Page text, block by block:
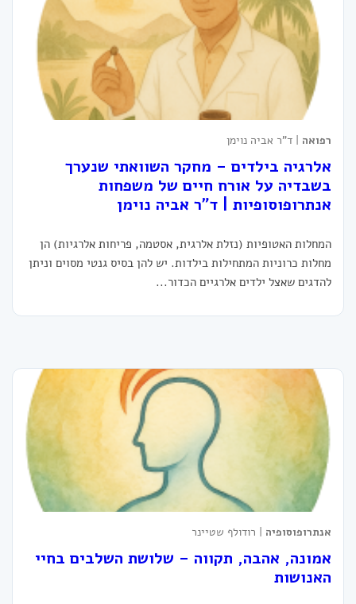
רפואה | ד"ר אביה נוימן
אלרגיה בילדים – מחקר השוואתי שנערך
בשבדיה על אורח חיים של משפחות
אנתרופוסופיות | ד"ר אביה נוימן
המחלות האטופיות (נזלת אלרגית, אסטמה, פריחות אלרגיות) הן
מחלות כרוניות המתחילות בילדות. יש להן בסיס גנטי מסוים וניתן
להדגים שאצל ילדים אלרגיים הכדור...
אנתרופוסופיה | רודולף שטיינר
אמונה, אהבה, תקווה – שלושת השלבים בחיי
האנושות